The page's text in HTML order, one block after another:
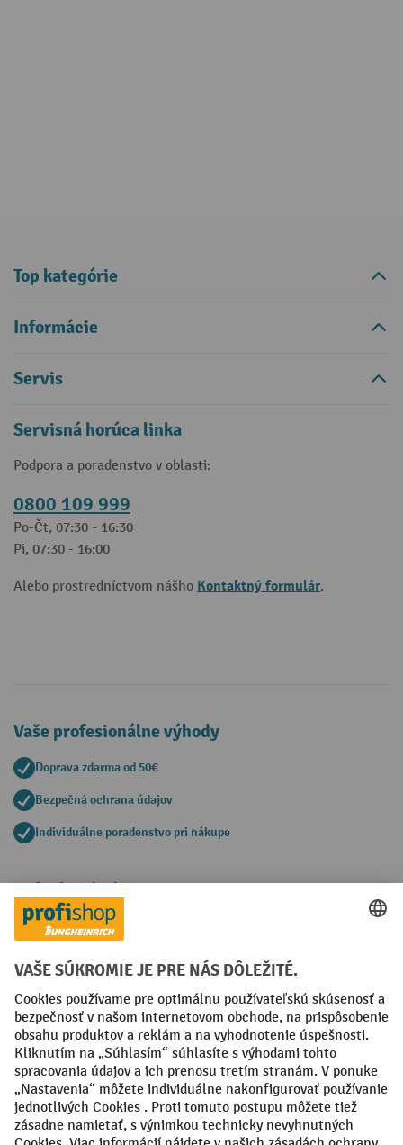
Top kategórie
Informácie
Servis
Servisná horúca linka
Podpora a poradenstvo v oblasti:
0800 109 999
Po-Čt, 07:30 - 16:30
Pi, 07:30 - 16:00
Alebo prostredníctvom nášho Kontaktný formulár.
Vaše profesionálne výhody
Doprava zdarma od 50€
Bezpečná ochrana údajov
Individuálne poradenstvo pri nákupe
Spôsoby platby
Creditcard (Master)Creditcard (Visa)
Faktúra Predplatba
Sociálne siete
Facebook
YouTube
LinkedIn